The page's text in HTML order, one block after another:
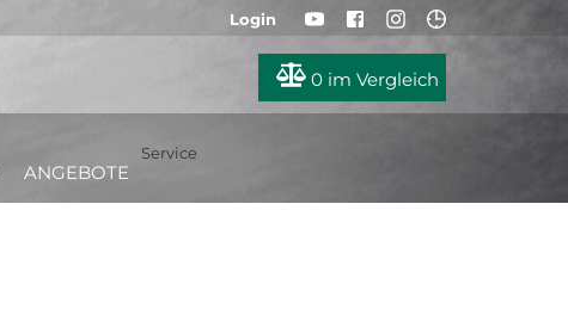
Login
0 im Vergleich
ANGEBOTE
Service